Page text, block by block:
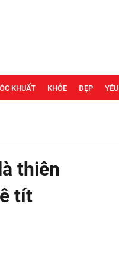
KHUẤT KHỎE ĐẸP YÊU
thiên
tít